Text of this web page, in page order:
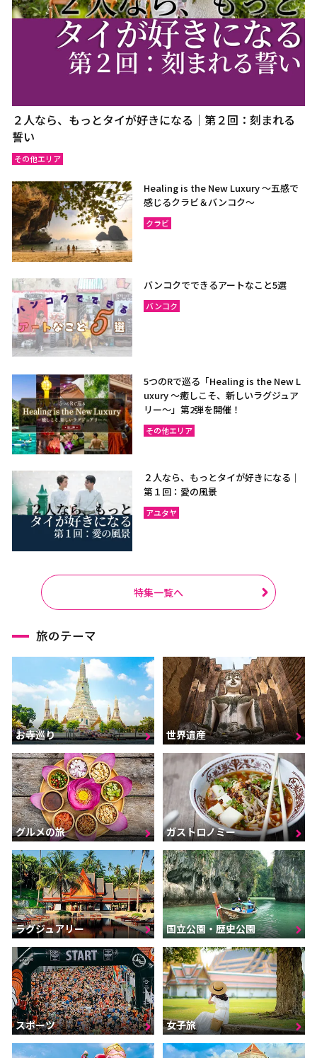
２人なら、もっとタイが好きになる｜第２回：刻まれる
誓い
その他エリア
Healing is the New Luxury ～五感で
感じるクラビ＆バンコク～
クラビ
バンコクでできるアートなこと5選
バンコク
5つのRで巡る「Healing is the New L
uxury ～癒しこそ、新しいラグジュア
リー〜」第2弾を開催！
その他エリア
２人なら、もっとタイが好きになる｜
第１回：愛の風景
アユタヤ
特集一覧へ
旅のテーマ
お寺巡り 世界遺産
グルメの旅 ガストロノミー
ラグジュアリー 国立公園・歴史公園
スポーツ 女子旅